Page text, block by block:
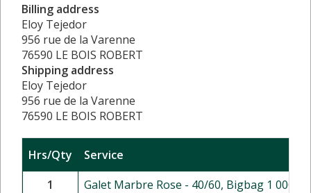
Billing address
Eloy Tejedor
956 rue de la Varenne
76590 LE BOIS ROBERT
Shipping address
Eloy Tejedor
956 rue de la Varenne
76590 LE BOIS ROBERT
Hrs/Qty
Service
1
Galet Marbre Rose - 40/60, Bigbag 1 000 kg